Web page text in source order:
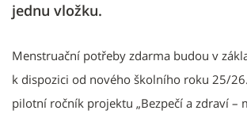
jednu vložku.
Menstruační potřeby zdarma budou v
k dispozici od nového školního roku 25/
pilotní ročník projektu „Bezpečí a zdraví –